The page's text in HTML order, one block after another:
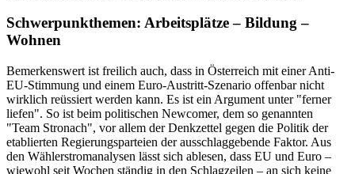
Schwerpunkthemen: Arbeitsplätze – Bildung –
Wohnen
Bemerkenswert ist freilich auch, dass in Österreich mit einer Anti-
EU-Stimmung und einem Euro-Austritt-Szenario offenbar nicht
wirklich reüssiert werden kann. Es ist ein Argument unter "ferner
liefen". So ist beim politischen Newcomer, dem so genannten
"Team Stronach", vor allem der Denkzettel gegen die Politik der
etablierten Regierungsparteien der ausschlaggebende Faktor. Aus
den Wählerstromanalysen lässt sich ablesen, dass EU und Euro –
wiewohl seit Wochen ständig in den Schlagzeilen – an sich keine